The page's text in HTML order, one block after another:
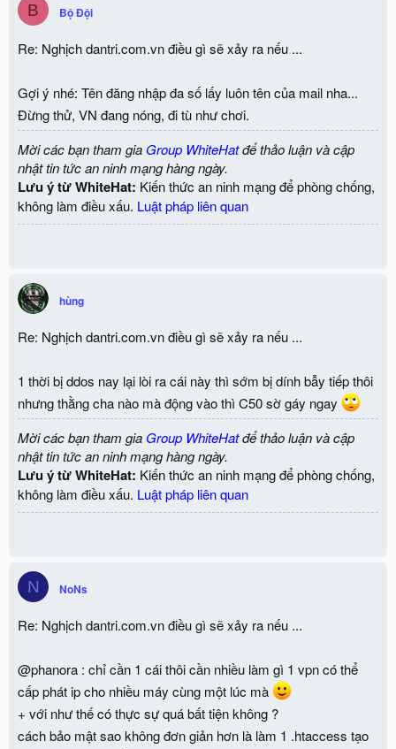
B Bộ Đội
Re: Nghịch dantri.com.vn điều gì sẽ xảy ra nếu ...
Gợi ý nhé: Tên đăng nhập đa số lấy luôn tên của mail nha...
Đừng thử, VN đang nóng, đi tù như chơi.
Mời các bạn tham gia Group WhiteHatđể thảo luận và cập
nhật tin tức an ninh mạng hàng ngày.
Lưu ý từ WhiteHat: Kiến thức an ninh mạng để phòng chống,
không làm điều xấu. Luật pháp liên quan
hùng
Re: Nghịch dantri.com.vn điều gì sẽ xảy ra nếu ...
1 thời bị ddos nay lại lòi ra cái này thì sớm bị dính bẫy tiếp thôi
nhưng thằng cha nào mà động vào thì C50 sờ gáy ngay
Mời các bạn tham gia Group WhiteHatđể thảo luận và cập
nhật tin tức an ninh mạng hàng ngày.
Lưu ý từ WhiteHat: Kiến thức an ninh mạng để phòng chống,
không làm điều xấu. Luật pháp liên quan
N NoNs
Re: Nghịch dantri.com.vn điều gì sẽ xảy ra nếu ...
@phanora : chỉ cần 1 cái thôi cần nhiều làm gì 1 vpn có thể
cấp phát ip cho nhiều máy cùng một lúc mà
+ với như thế có thực sự quá bất tiện không ?
cách bảo mật sao không đơn giản hơn là làm 1 .htaccess tạo